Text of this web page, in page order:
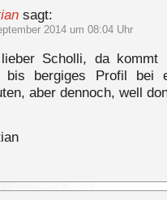
sagt:
2014 um 08:04 Uhr
Scholli, da
bis bergiges Profil bei
aber dennoch, well